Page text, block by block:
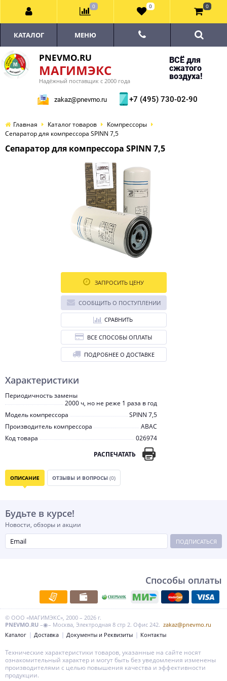
PNEVMO.RU
МАГИМЭКС
Надёжный поставщик с 2000 года
ВСЁ для
сжатого
воздуха!
zakaz@pnevmo.ru +7 (495) 730-02-90
КАТАЛОГ МЕНЮ
Главная Каталог товаров
Компрессоры
Сепаратор для компрессора SPINN 7,5
Сепаратор для компрессора SPINN 7,5
Характеристики
Периодичность замены
2000 ч, но не реже 1 раза в год
Модель компрессора
SPINN 7,5
Производитель компрессора
ABAC
Код товара
026974
РАСПЕЧАТАТЬ
ЗАПРОСИТЬ ЦЕНУ
СООБЩИТЬ О ПОСТУПЛЕНИИ
СРАВНИТЬ
ВСЕ СПОСОБЫ ОПЛАТЫ
ПОДРОБНЕЕ О ДОСТАВКЕ
ОПИСАНИЕ ОТЗЫВЫ И ВОПРОСЫ (0)
Будьте в курсе!
Новости, обзоры и акции
ПОДПИСАТЬСЯ
Способы оплаты
© ООО «МАГИМЭКС», 2000 – 2026 г.
PNEVMO.RU –◉– Москва, Электродная 8 стр 2. Офис 242. zakaz@pnevmo.ru
Каталог
Доставка Документы и Реквизиты Контакты
0 0 0
Технические характеристики товаров, указанные на сайте носят
ознакомительный характер и могут быть без уведомления изменены
производителями с целью повышения качества и эффективности
продукции.